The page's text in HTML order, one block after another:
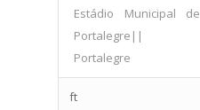
Estádio Municipal de
Portalegre||
Portalegre
ft